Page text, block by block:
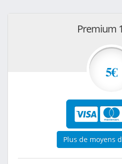
Premium
5€
Plus de moyens